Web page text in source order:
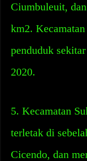
Ciumbuleuit,
km2.
penduduk
2020.
5. Kecamatan
terletak di
Cicendo, dan